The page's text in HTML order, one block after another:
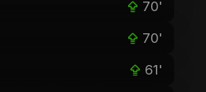
70'
70'
61'